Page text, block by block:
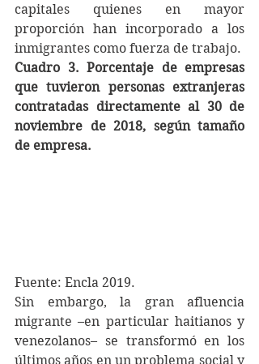
capitales quienes en mayor
proporción han incorporado a los
inmigrantes como fuerza de trabajo.
Cuadro 3. Porcentaje de empresas
que tuvieron personas extranjeras
contratadas directamente al 30 de
noviembre de 2018, según tamaño
de empresa.
Fuente: Encla 2019.
Sin embargo, la gran afluencia
migrante –en particular haitianos y
venezolanos– se transformó en los
últimos años en un problema social y